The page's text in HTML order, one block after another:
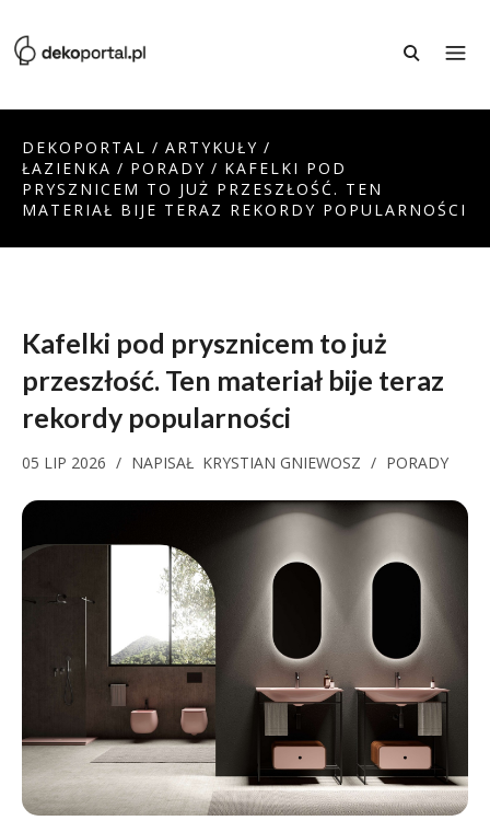
DEKOPORTAL / ARTYKUŁY /
ŁAZIENKA / PORADY / KAFELKI POD
PRYSZNICEM TO JUŻ PRZESZŁOŚĆ. TEN
MATERIAŁ BIJE TERAZ REKORDY POPULARNOŚCI
Kafelki pod prysznicem to już
przeszłość. Ten materiał bije teraz
rekordy popularności
05 LIP 2026 / NAPISAŁ KRYSTIAN GNIEWOSZ / PORADY